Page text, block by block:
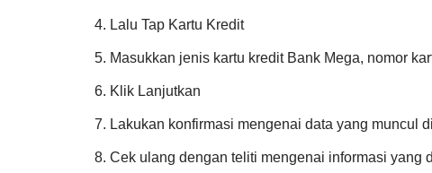
Lalu Tap Kartu Kredit
Masukkan jenis kartu kredit Bank Mega, nomor
Klik Lanjutkan
Lakukan konfirmasi mengenai data yang muncul
Cek ulang dengan teliti mengenai informasi yang